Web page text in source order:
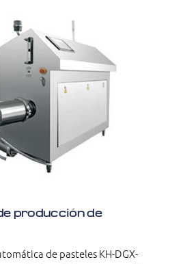
producción de
de pasteles KH-DGX-